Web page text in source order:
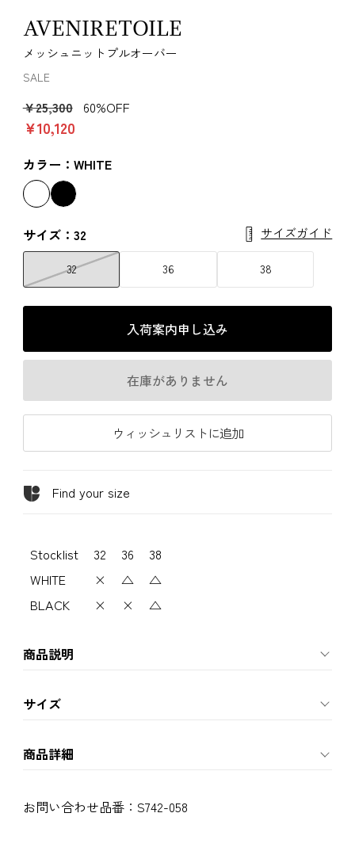
AVENIRETOILE
メッシュニットプルオーバー
SALE
￥25,300 60%OFF
￥10,120
カラー：WHITE
サイズ：32 サイズガイド
32 36 38
入荷案内申し込み
在庫がありません
ウィッシュリストに追加
Find your size
Stocklist 32 36
38
WHITE
× △
△
BLACK
× × △
商品説明
サイズ
商品詳細
お問い合わせ品番： S742-058